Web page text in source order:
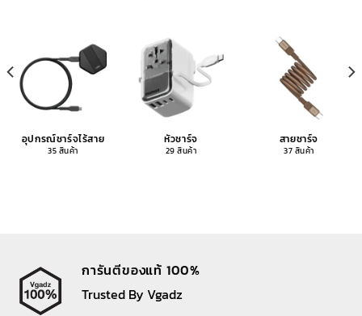
อุปกรณ์ชาร์จไร้สาย
35 สินค้า
หัวชาร์จ
29 สินค้า
สายชาร์จ
37 สินค้า
การันตีของแท้ 100%
Trusted By Vgadz